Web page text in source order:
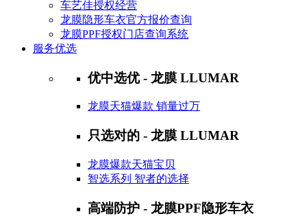
车艺佳授权经营
龙膜隐形车衣官方报价查询
龙膜PPF授权门店查询系统
服务优选
优中选优 - 龙膜 LLUMAR
龙膜天猫爆款 销量过万
只选对的 - 龙膜 LLUMAR
龙膜爆款天猫宝贝
智选系列 智者的选择
高端防护 - 龙膜PPF隐形车衣